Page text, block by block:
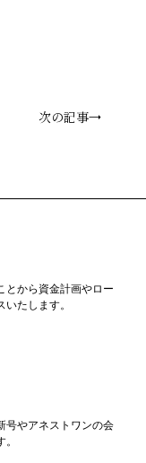
次の記事→
とから資金計画やロー
たします。
号やアネストワンの会